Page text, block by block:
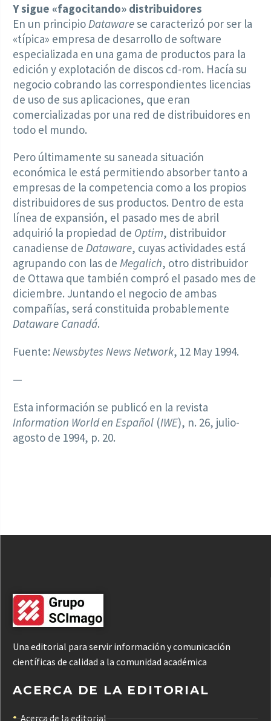
Y sigue «fagocitando» distribuidores
En un principio Datawarese caracterizó por ser la
«típica» empresa de desarrollo de software
especializada en una gama de productos para la
edición y explotación de discos cd-rom. Hacía su
negocio cobrando las correspondientes licencias
de uso de sus aplicaciones, que eran
comercializadas por una red de distribuidores en
todo el mundo.
Pero últimamente su saneada situación
económica le está permitiendo absorber tanto a
empresas de la competencia como a los propios
distribuidores de sus productos. Dentro de esta
línea de expansión, el pasado mes de abril
adquirió la propiedad de Optim, distribuidor
canadiense de Dataware, cuyas actividades está
agrupando con las de Megalich, otro distribuidor
de Ottawa que también compró el pasado mes de
diciembre. Juntando el negocio de ambas
compañías, será constituida probablemente
Dataware Canadá.
Fuente: Newsbytes News Network, 12 May 1994.
—
Esta información se publicó en la revista
Information World en Español (IWE), n. 26, julio-
agosto de 1994, p. 20.
Una editorial para servir información y comunicación
científicas de calidad a la comunidad académica
ACERCA DE LA EDITORIAL
Acerca de la editorial